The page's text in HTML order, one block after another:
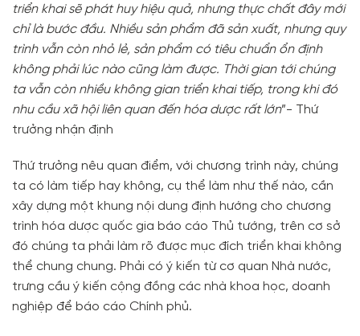
triển khai sẽ phát huy hiệu quả, nhưng thực chất đây mới
chỉ là bước đầu. Nhiều sản phẩm đã sản xuất, nhưng quy
trình vẫn còn nhỏ lẻ, sản phẩm có tiêu chuẩn ổn định
không phải lúc nào cũng làm được. Thời gian tới chúng
ta vẫn còn nhiều không gian triển khai tiếp, trong khi đó
nhu cầu xã hội liên quan đến hóa dược rất lớn”- Thứ
trưởng nhận định
Thứ trưởng nêu quan điểm, với chương trình này, chúng
ta có làm tiếp hay không, cụ thể làm như thế nào, cần
xây dựng một khung nội dung định hướng cho chương
trình hóa dược quốc gia báo cáo Thủ tướng, trên cơ sở
đó chúng ta phải làm rõ được mục đích triển khai không
thể chung chung. Phải có ý kiến từ cơ quan Nhà nước,
trưng cầu ý kiến cộng đồng các nhà khoa học, doanh
nghiệp để báo cáo Chính phủ.